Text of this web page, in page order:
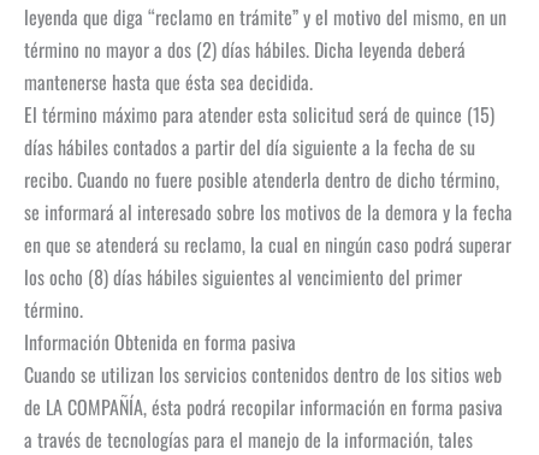
leyenda que diga “reclamo en trámite” y el motivo del mismo, en un
término no mayor a dos (2) días hábiles. Dicha leyenda deberá
mantenerse hasta que ésta sea decidida.
El término máximo para atender esta solicitud será de quince (15)
días hábiles contados a partir del día siguiente a la fecha de su
recibo. Cuando no fuere posible atenderla dentro de dicho término,
se informará al interesado sobre los motivos de la demora y la fecha
en que se atenderá su reclamo, la cual en ningún caso podrá superar
los ocho (8) días hábiles siguientes al vencimiento del primer
término.
Información Obtenida en forma pasiva
Cuando se utilizan los servicios contenidos dentro de los sitios web
de LA COMPAÑÍA, ésta podrá recopilar información en forma pasiva
a través de tecnologías para el manejo de la información, tales